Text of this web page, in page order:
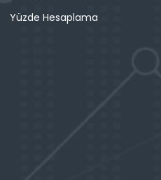
Yüzde Hesaplama